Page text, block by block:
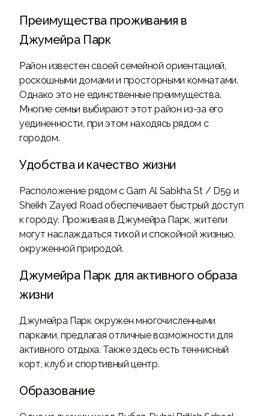
Преимущества проживания в
Джумейра Парк
Район известен своей семейной ориентацией,
роскошными домами и просторными комнатами.
Однако это не единственные преимущества.
Многие семьи выбирают этот район из-за его
уединенности, при этом находясь рядом с
городом.
Удобства и качество жизни
Расположение рядом с Garn Al Sabkha St / D59 и
Sheikh Zayed Road обеспечивает быстрый доступ
к городу. Проживая в Джумейра Парк, жители
могут наслаждаться тихой и спокойной жизнью,
окруженной природой.
Джумейра Парк для активного образа
жизни
Джумейра Парк окружен многочисленными
парками, предлагая отличные возможности для
активного отдыха. Также здесь есть теннисный
корт, клуб и спортивный центр.
Образование